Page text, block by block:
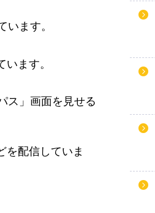
ます。
ます。
ス」画面を見せる
を配信していま